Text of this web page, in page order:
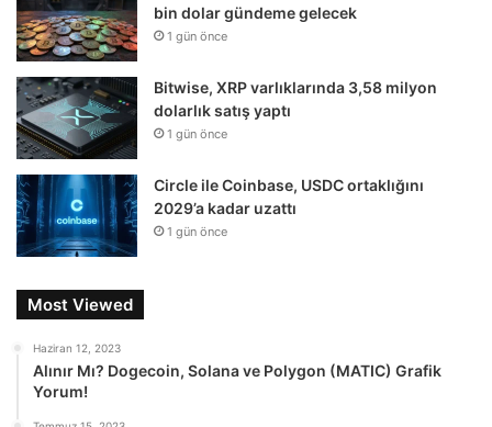
bin dolar gündeme gelecek
1 gün önce
Bitwise, XRP varlıklarında 3,58 milyon
dolarlık satış yaptı
1 gün önce
Circle ile Coinbase, USDC ortaklığını
2029’a kadar uzattı
1 gün önce
Most Viewed
Haziran 12, 2023
Alınır Mı? Dogecoin, Solana ve Polygon (MATIC) Grafik
Yorum!